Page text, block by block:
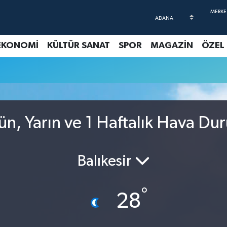
KÜLTÜR SANAT SPOR MAGAZİN ÖZEL
Yarın ve 1 Haftalık Hava
Balıkesir
28°